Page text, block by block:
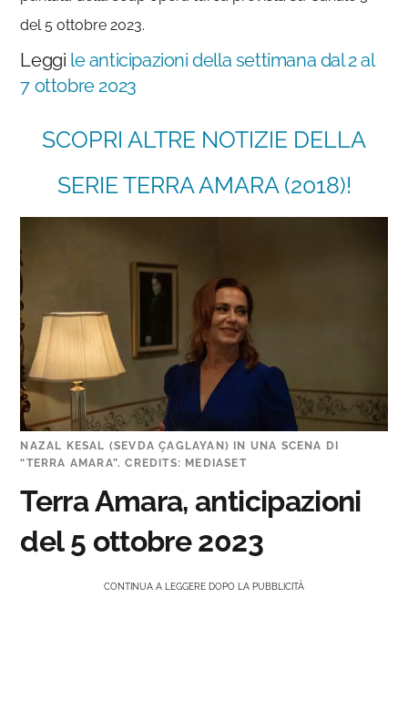
del 5 ottobre 2023.
Leggi le anticipazioni della settimana dal 2 al
7 ottobre 2023
SCOPRI ALTRE NOTIZIE DELLA
SERIE TERRA AMARA (2018)!
NAZAL KESAL (SEVDA ÇAGLAYAN) IN UNA SCENA DI
“TERRA AMARA”. CREDITS: MEDIASET
Terra Amara, anticipazioni
del 5 ottobre 2023
CONTINUA A LEGGERE DOPO LA PUBBLICITÀ